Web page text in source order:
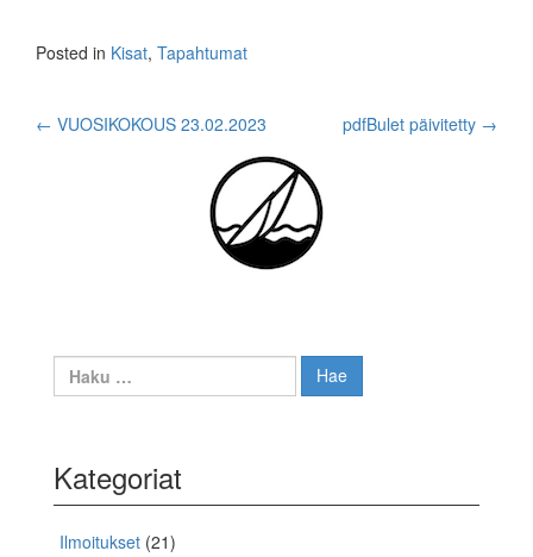
Posted in Kisat, Tapahtumat
Post
navigation
← VUOSIKOKOUS 23.02.2023 pdfBulet päivitetty →
Haku:
Kategoriat
Ilmoitukset (21)